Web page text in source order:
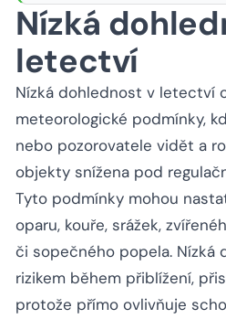
Nízká
letectví
Nízká dohlednost v letectví
meteorologické podmínky,
nebo pozorovatele vidět a
objekty snížena pod
Tyto podmínky mohou
oparu, kouře, srážek,
či sopečného popela. Nízká
rizikem během přiblížení,
protože přímo ovlivňuje